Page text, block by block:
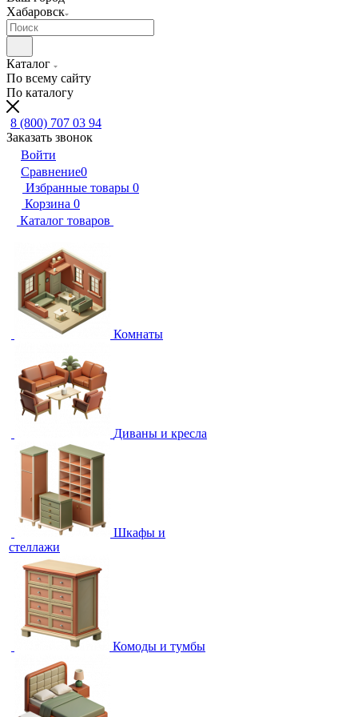
Хабаровск
Каталог
По всему сайту
По каталогу
8 (800) 707 03 94
Заказать звонок
Войти
Сравнение0
Избранные товары 0
Корзина 0
Каталог товаров
Комнаты
Диваны и кресла
Шкафы и
стеллажи
Комоды и тумбы